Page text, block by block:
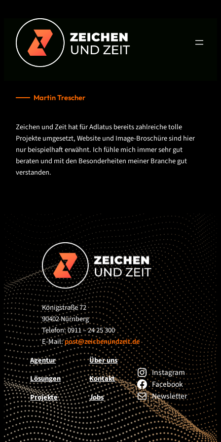
springen
Martin Trescher
Zeichen und Zeit hat für Adlatus bereits zahlreiche tolle
Projekte umgesetzt, Website und Image-Broschüre sind hier
nur beispielhaft erwähnt. Ich fühle mich immer sehr gut
beraten und mit den Besonderheiten meiner Branche gut
verstanden.
Königstraße 72
90402 Nürnberg
Telefon: 0911 – 24 25 300
E-Mail:post@zeichenundzeit.de
Agentur
Lösungen
Projekte
Über uns
Kontakt
Jobs
Instagram
Facebook
Newsletter